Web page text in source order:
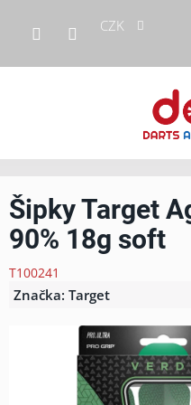
obsah
CZK
Šipky Target
90% 18g soft
T100241
Značka: Target